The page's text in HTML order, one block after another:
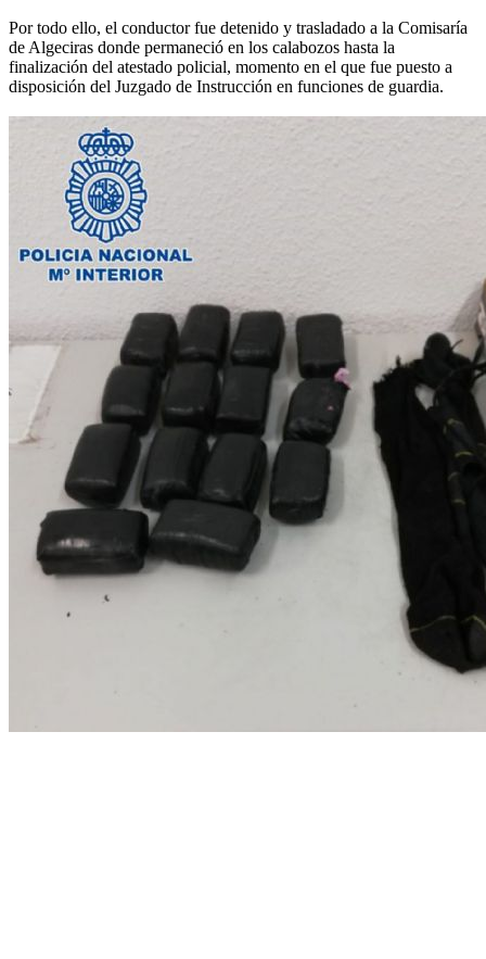
Por todo ello, el conductor fue detenido y trasladado a la Comisaría
de Algeciras donde permaneció en los calabozos hasta la
finalización del atestado policial, momento en el que fue puesto a
disposición del Juzgado de Instrucción en funciones de guardia.